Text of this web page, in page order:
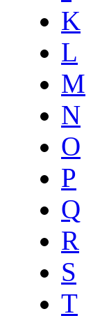
K
L
M
N
O
P
Q
R
S
T